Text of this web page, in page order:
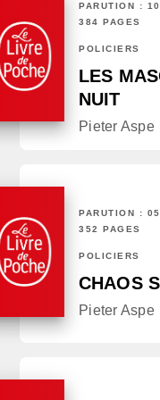
PARUTION :
384 PAGES
POLICIERS
LES
NUIT
Pieter Aspe
PARUTION :
352 PAGES
POLICIERS
CHAOS
Pieter Aspe